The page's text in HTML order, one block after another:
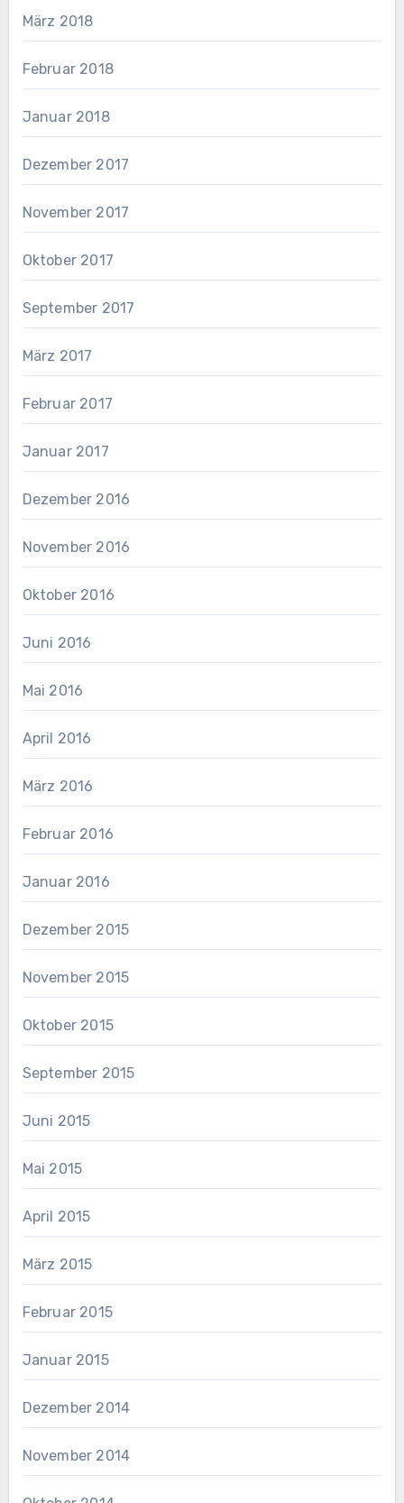
März 2018
Februar 2018
Januar 2018
Dezember 2017
November 2017
Oktober 2017
September 2017
März 2017
Februar 2017
Januar 2017
Dezember 2016
November 2016
Oktober 2016
Juni 2016
Mai 2016
April 2016
März 2016
Februar 2016
Januar 2016
Dezember 2015
November 2015
Oktober 2015
September 2015
Juni 2015
Mai 2015
April 2015
März 2015
Februar 2015
Januar 2015
Dezember 2014
November 2014